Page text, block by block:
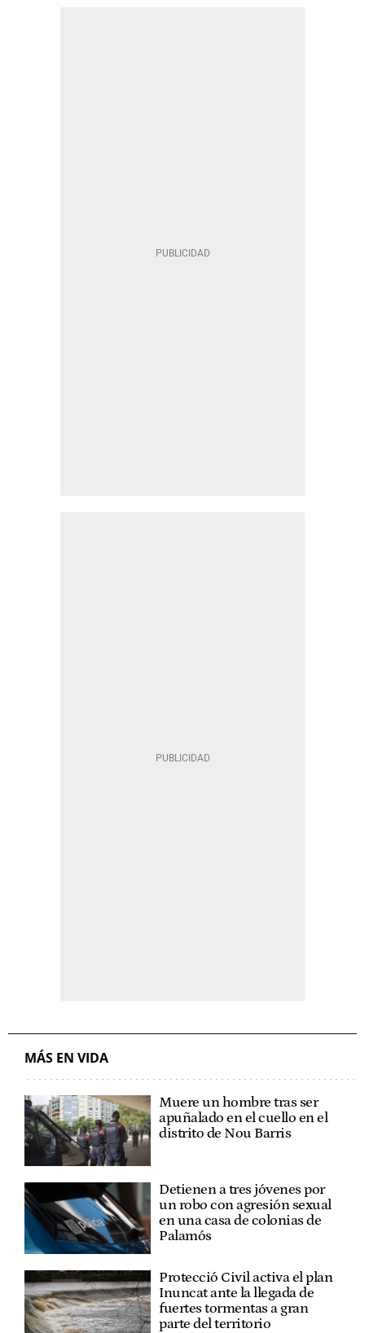
MÁS EN VIDA
Muere un hombre tras ser
apuñalado en el cuello en el
distrito de Nou Barris
Detienen a tres jóvenes por
un robo con agresión sexual
en una casa de colonias de
Palamós
Protecció Civil activa el plan
Inuncat ante la llegada de
fuertes tormentas a gran
parte del territorio